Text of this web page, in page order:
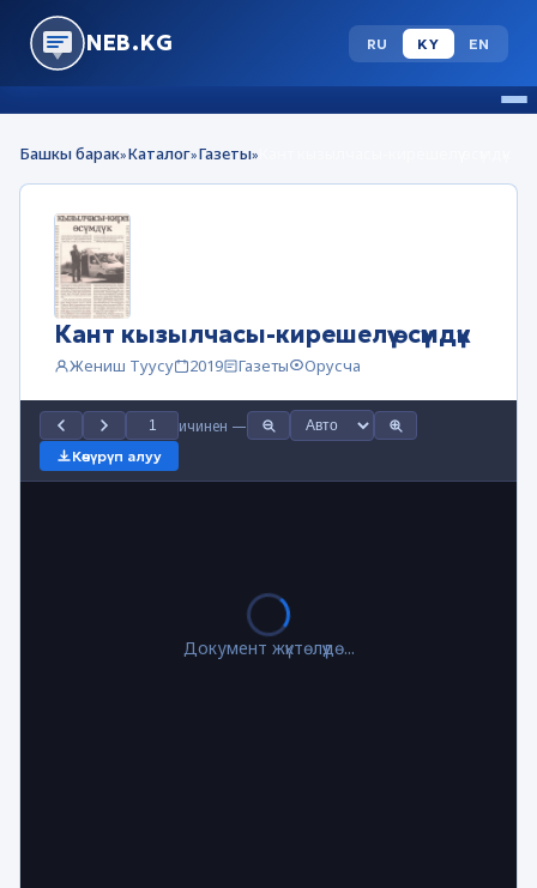
NEB.KG RU KY EN
Башкы барак»Каталог»Газеты»
Кант кызылчасы-кирешелүү өсүмдүк
Жениш Туусу 2019 Газеты Орусча
ичинен —
Көчүрүп алуу
Документ жүктөлүүдө...